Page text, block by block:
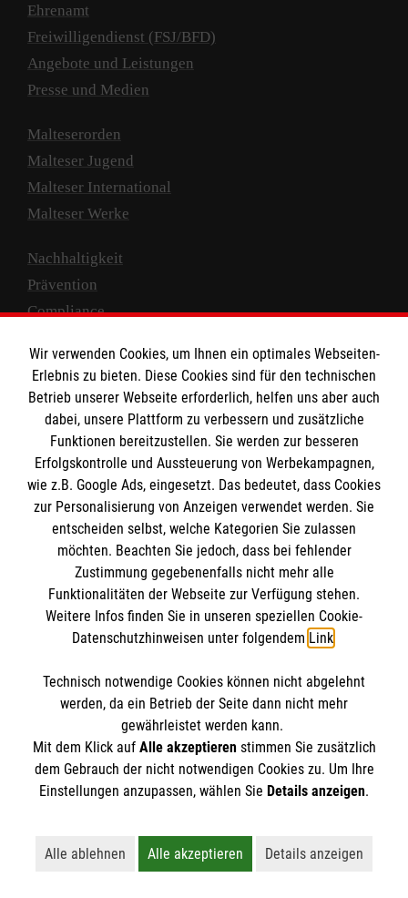
Ehrenamt
Freiwilligendienst (FSJ/BFD)
Angebote und Leistungen
Presse und Medien
Malteserorden
Malteser Jugend
Malteser International
Malteser Werke
Nachhaltigkeit
Prävention
Compliance
Spenden und Helfen
Spendenkonto
Empfänger: Malteser Hilfsdienst e.V.
IBAN: DE10 3706 0120 1201 2000 12
BIC: GENODED 1PA7
Newsletter abonnieren
Cookies verwalten| AGB|Impressum|Datenschutz|
Barrierefreiheit|Kontakt|Sharepoint|Mediathek
Wir verwenden Cookies, um Ihnen ein optimales Webseiten-
Erlebnis zu bieten. Diese Cookies sind für den technischen
Betrieb unserer Webseite erforderlich, helfen uns aber auch
dabei, unsere Plattform zu verbessern und zusätzliche
Funktionen bereitzustellen. Sie werden zur besseren
Erfolgskontrolle und Aussteuerung von Werbekampagnen,
wie z.B. Google Ads, eingesetzt. Das bedeutet, dass Cookies
zur Personalisierung von Anzeigen verwendet werden. Sie
entscheiden selbst, welche Kategorien Sie zulassen
möchten. Beachten Sie jedoch, dass bei fehlender
Zustimmung gegebenenfalls nicht mehr alle
Funktionalitäten der Webseite zur Verfügung stehen.
Weitere Infos finden Sie in unseren speziellen Cookie-
Datenschutzhinweisen unter folgendem Link.
Technisch notwendige Cookies können nicht abgelehnt
werden, da ein Betrieb der Seite dann nicht mehr
gewährleistet werden kann.
Mit dem Klick auf Alle akzeptierenstimmen Sie zusätzlich
dem Gebrauch der nicht notwendigen Cookies zu. Um Ihre
Einstellungen anzupassen, wählen Sie Details anzeigen.
Alle ablehnen
Lehnt alle nicht-essentiellen Cookies ab
Alle akzeptieren
Akzeptiert alle Cookies
Details anzeigen